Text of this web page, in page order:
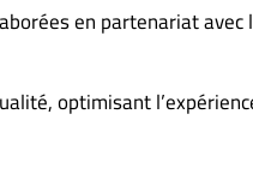
en partenariat avec
optimisant